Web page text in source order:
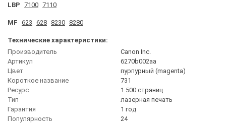
LBP 7100 7110
MF 623 628 8230 8280
Технические характеристики:
Производитель
Canon Inc.
Артикул
6270b002aa
Цвет
пурпурный (magenta)
Короткое название
731
Ресурс
1 500 страниц
Тип
лазерная печать
Гарантия
1 год
Популярность
24